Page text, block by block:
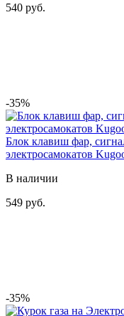
540 руб.
-35%
Блок клавиш фар,
электросамокатов
В наличии
549 руб.
-35%